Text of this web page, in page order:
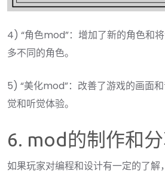
4) “角色mod”：增加了新的角色和
多不同的角色。
5) “美化mod”：改善了游戏的画面
觉和听觉体验。
6. mod的制作和
如果玩家对编程和设计有一定的了解